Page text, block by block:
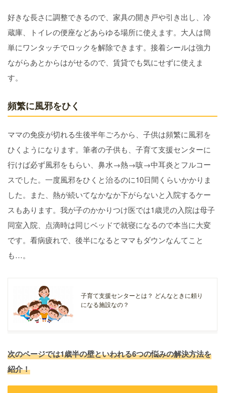
好きな長さに調整できるので、家具の開き戸や引き出し、冷
蔵庫、トイレの便座などあらゆる場所に使えます。大人は簡
単にワンタッチでロックを解除できます。接着シールは強力
ながらあとからはがせるので、賃貸でも気にせずに使えま
す。
頻繁に風邪をひく
ママの免疫が切れる生後半年ごろから、子供は頻繁に風邪を
ひくようになります。筆者の子供も、子育て支援センターに
行けば必ず風邪をもらい、鼻水→熱→咳→中耳炎とフルコー
スでした。一度風邪をひくと治るのに10日間くらいかかりま
した。また、熱が続いてなかなか下がらないと入院するケー
スもあります。我が子のかかりつけ医では1歳児の入院は母子
同室入院、点滴時は同じベッドで就寝になるので本当に大変
です。看病疲れで、後半になるとママもダウンなんてこと
も…。
子育て支援センターとは？ どんなときに頼り
になる施設なの？
次のページでは1歳半の壁といわれる6つの悩みの解決方法を
紹介！